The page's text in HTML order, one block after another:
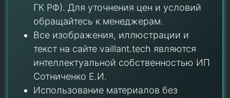
ГК РФ). Для уточнения цен и условий
обращайтесь к менеджерам.
Все изображения, иллюстрации и
текст на сайте vaillant.tech являются
интеллектуальной собственностью ИП
Сотниченко Е.И.
Использование материалов без